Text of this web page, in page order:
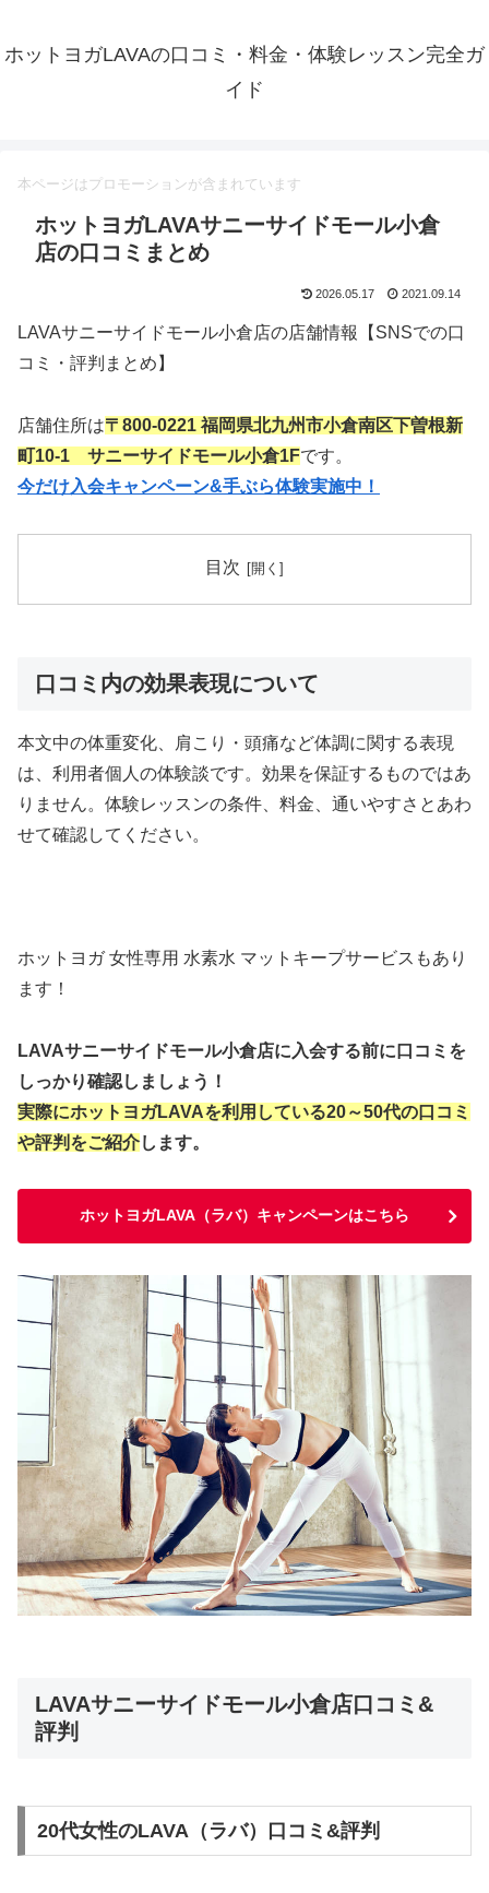
ホットヨガLAVAの口コミ・料金・体験レッスン完全ガ
イド
本ページはプロモーションが含まれています
ホットヨガLAVAサニーサイドモール小倉
店の口コミまとめ
2026.05.17 2021.09.14
LAVAサニーサイドモール小倉店の店舗情報【SNSでの口
コミ・評判まとめ】
店舗住所は〒800-0221 福岡県北九州市小倉南区下曽根新
町10-1 サニーサイドモール小倉1Fです。
今だけ入会キャンペーン&手ぶら体験実施中！
目次
口コミ内の効果表現について
本文中の体重変化、肩こり・頭痛など体調に関する表現
は、利用者個人の体験談です。効果を保証するものではあ
りません。体験レッスンの条件、料金、通いやすさとあわ
せて確認してください。
ホットヨガ 女性専用 水素水 マットキープサービスもあり
ます！
LAVAサニーサイドモール小倉店に入会する前に口コミを
しっかり確認しましょう！
実際にホットヨガLAVAを利用している20～50代の口コミ
や評判をご紹介します。
ホットヨガLAVA（ラバ）キャンペーンはこちら
LAVAサニーサイドモール小倉店口コミ&
評判
20代女性のLAVA（ラバ）口コミ&評判